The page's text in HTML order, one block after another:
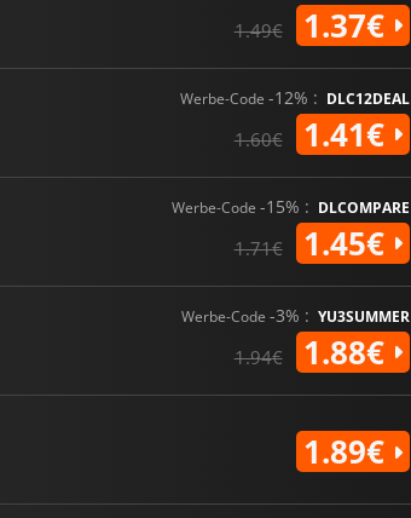
1.49€ 1.37€
Werbe-Code -12% : DLC12DEAL
1.60€ 1.41€
Werbe-Code -15% : DLCOMPARE
1.71€ 1.45€
Werbe-Code -3% : YU3SUMMER
1.94€ 1.88€
1.89€